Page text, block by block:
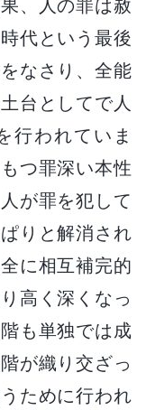
、人の罪は赦
代という最後
なさり、全能
台としてで人
行われていま
つ罪深い本性
が罪を犯して
りと解消され
に相互補完的
高く深くなっ
も単独では成
が織り交ざっ
ために行われ